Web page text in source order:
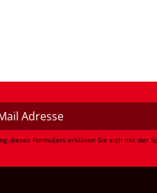
dieses Formulars erklären Sie sich mit der